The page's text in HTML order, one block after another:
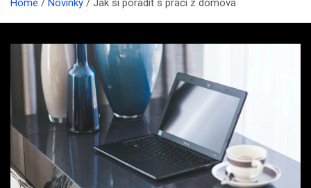
Home Novinky Jak si poradit s prací z domova